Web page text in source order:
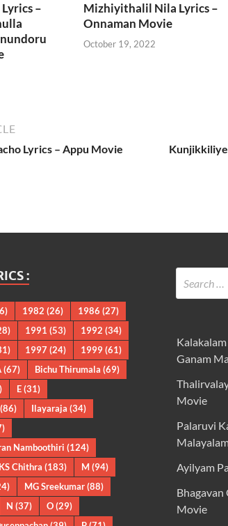
–
Mizhiyithalil Nila Lyrics –
Onnaman Movie
October 19, 2022
Lyrics – Appu Movie
:
1982 (26) 1986 (27)
1991 (53) 1992 (34)
1997 (24) 1999(61)
(67) Bichu Thirumala (69)
E(31)
(86) Ilayaraja (34)
Namboothiri (124)
KS Chithra (183) M(94)
MG Sreekumar(88)
N (37) O(29)
Ganam
Movie
Palaruvi
Ayilyam
Bhagavan
Movie